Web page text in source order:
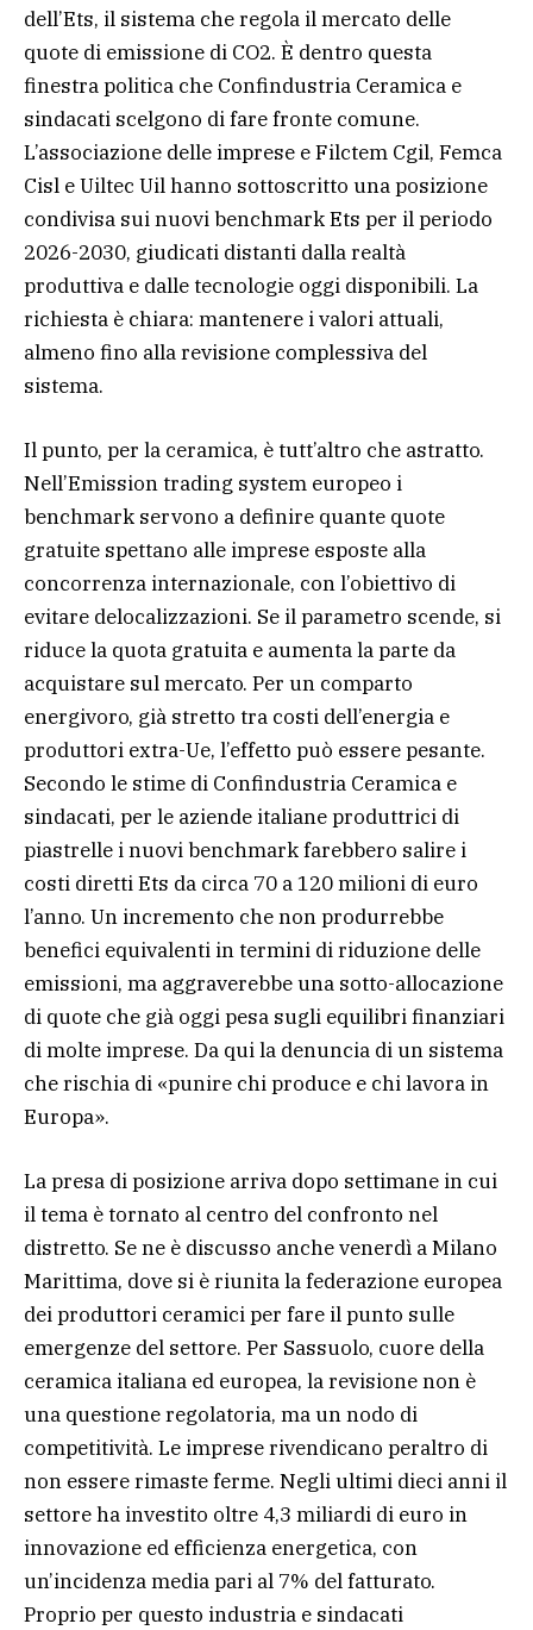
dell’Ets, il sistema che regola il mercato delle
quote di emissione di CO2. È dentro questa
finestra politica che Confindustria Ceramica e
sindacati scelgono di fare fronte comune.
L’associazione delle imprese e Filctem Cgil, Femca
Cisl e Uiltec Uil hanno sottoscritto una posizione
condivisa sui nuovi benchmark Ets per il periodo
2026-2030, giudicati distanti dalla realtà
produttiva e dalle tecnologie oggi disponibili. La
richiesta è chiara: mantenere i valori attuali,
almeno fino alla revisione complessiva del
sistema.
Il punto, per la ceramica, è tutt’altro che astratto.
Nell’Emission trading system europeo i
benchmark servono a definire quante quote
gratuite spettano alle imprese esposte alla
concorrenza internazionale, con l’obiettivo di
evitare delocalizzazioni. Se il parametro scende, si
riduce la quota gratuita e aumenta la parte da
acquistare sul mercato. Per un comparto
energivoro, già stretto tra costi dell’energia e
produttori extra-Ue, l’effetto può essere pesante.
Secondo le stime di Confindustria Ceramica e
sindacati, per le aziende italiane produttrici di
piastrelle i nuovi benchmark farebbero salire i
costi diretti Ets da circa 70 a 120 milioni di euro
l’anno. Un incremento che non produrrebbe
benefici equivalenti in termini di riduzione delle
emissioni, ma aggraverebbe una sotto-allocazione
di quote che già oggi pesa sugli equilibri finanziari
di molte imprese. Da qui la denuncia di un sistema
che rischia di «punire chi produce e chi lavora in
Europa».
La presa di posizione arriva dopo settimane in cui
il tema è tornato al centro del confronto nel
distretto. Se ne è discusso anche venerdì a Milano
Marittima, dove si è riunita la federazione europea
dei produttori ceramici per fare il punto sulle
emergenze del settore. Per Sassuolo, cuore della
ceramica italiana ed europea, la revisione non è
una questione regolatoria, ma un nodo di
competitività. Le imprese rivendicano peraltro di
non essere rimaste ferme. Negli ultimi dieci anni il
settore ha investito oltre 4,3 miliardi di euro in
innovazione ed efficienza energetica, con
un’incidenza media pari al 7% del fatturato.
Proprio per questo industria e sindacati